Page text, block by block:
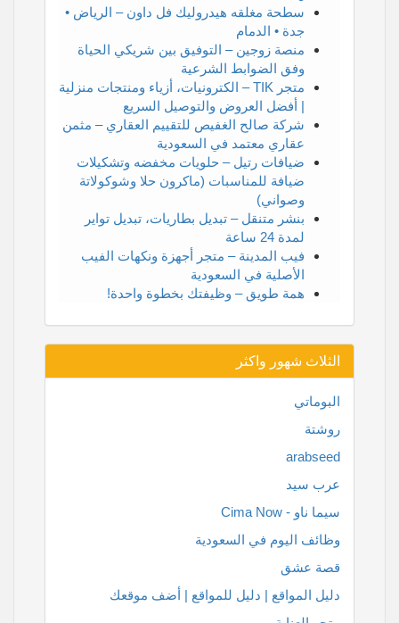
سطحة مغلقه هيدروليك فل داون – الرياض •
جدة • الدمام
منصة زوجين – التوفيق بين شريكي الحياة
وفق الضوابط الشرعية
متجر TIK – الكترونيات، أزياء ومنتجات منزلية
| أفضل العروض والتوصيل السريع
شركة صالح الغفيص للتقييم العقاري – مثمن
عقاري معتمد في السعودية
ضيافات رتيل – حلويات مخفضه وتشكيلات
ضيافة للمناسبات (ماكرون حلا وشوكولاتة
وصواني)
بنشر متنقل – تبديل بطاريات، تبديل تواير
لمدة 24 ساعة
فيب المدينة – متجر أجهزة ونكهات الفيب
الأصلية في السعودية
همة طويق – وظيفتك بخطوة واحدة!
الثلاث شهور واكثر
البوماتي
روشتة
arabseed
عرب سيد
سيما ناو - Cima Now
وظائف اليوم في السعودية
قصة عشق
دليل المواقع | دليل للمواقع | أضف موقعك